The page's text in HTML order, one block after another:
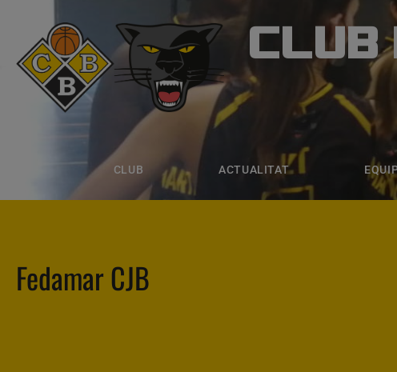
CLUB
CLUB ACTUALITAT
CLUB
ACTUALITAT
Fedamar CJB